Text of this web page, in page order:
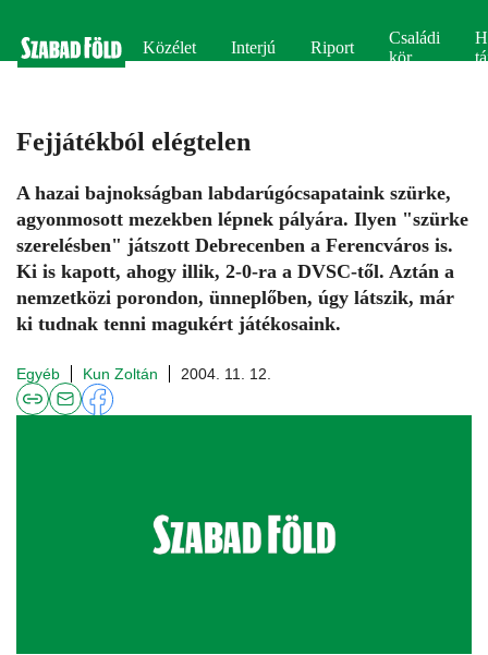
Közélet Interjú Riport
Családi
kör
Fejjátékból elégtelen
A hazai bajnokságban labdarúgócsapataink szürke,
agyonmosott mezekben lépnek pályára. Ilyen "szürke
szerelésben" játszott Debrecenben a Ferencváros is.
Ki is kapott, ahogy illik, 2-0-ra a DVSC-től. Aztán a
nemzetközi porondon, ünneplőben, úgy látszik, már
ki tudnak tenni magukért játékosaink.
Egyéb Kun Zoltán 2004. 11. 12.